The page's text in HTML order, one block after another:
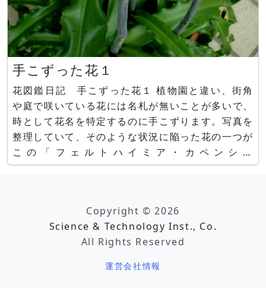
手こずった花１
花図鑑日記 手こずった花１ 植物園と違い、街角
や庭で咲いている花には名札が無いことが多いで、
時として花名を特定するのに手こずります。写真を
整理していて、そのような状況に陥った花の一つが
この「フェルトハイミア・カペンシス
（Veltheimia capensis）」。 あまり聞きなれな
かし、よく観察するCopyright © 2026
Science & Technology Inst., Co.
All Rights Reserved
運営会社情報